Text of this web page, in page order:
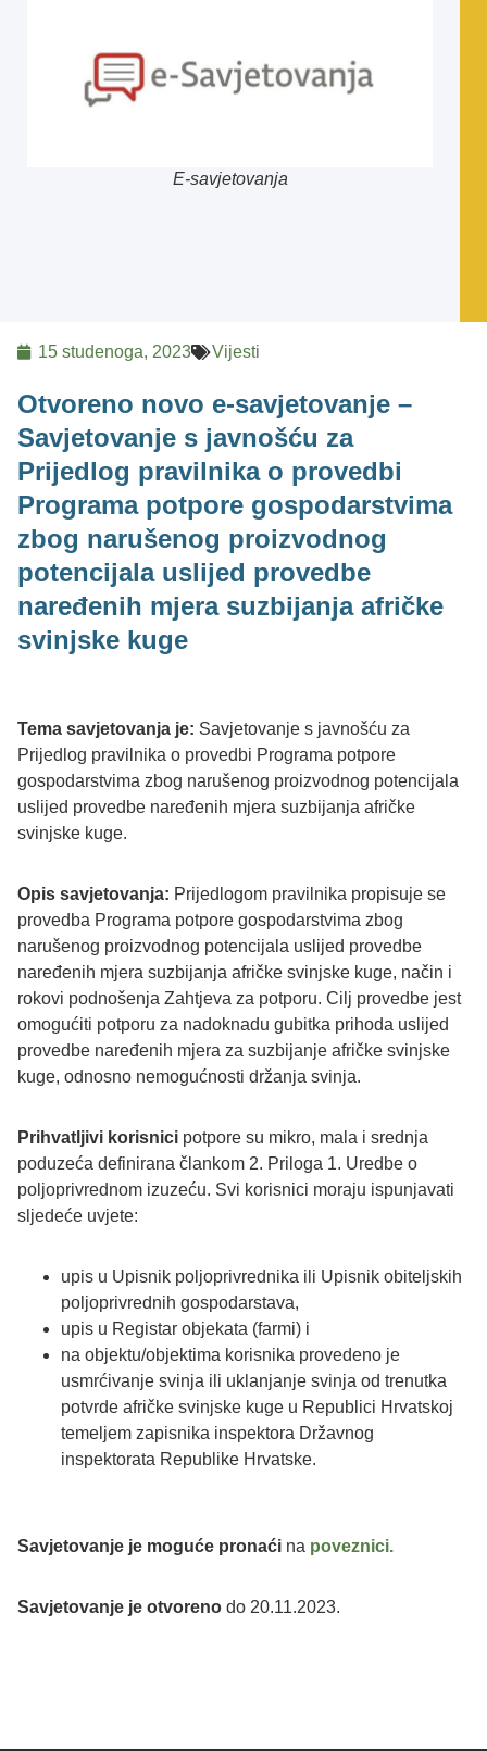
E-savjetovanja
15 studenoga, 2023 Vijesti
Otvoreno novo e-savjetovanje –
Savjetovanje s javnošću za
Prijedlog pravilnika o provedbi
Programa potpore gospodarstvima
zbog narušenog proizvodnog
potencijala uslijed provedbe
naređenih mjera suzbijanja afričke
svinjske kuge
Tema savjetovanja je: Savjetovanje s javnošću za
Prijedlog pravilnika o provedbi Programa potpore
gospodarstvima zbog narušenog proizvodnog potencijala
uslijed provedbe naređenih mjera suzbijanja afričke
svinjske kuge.
Opis savjetovanja: Prijedlogom pravilnika propisuje se
provedba Programa potpore gospodarstvima zbog
narušenog proizvodnog potencijala uslijed provedbe
naređenih mjera suzbijanja afričke svinjske kuge, način i
rokovi podnošenja Zahtjeva za potporu. Cilj provedbe jest
omogućiti potporu za nadoknadu gubitka prihoda uslijed
provedbe naređenih mjera za suzbijanje afričke svinjske
kuge, odnosno nemogućnosti držanja svinja.
Prihvatljivi korisnici potpore su mikro, mala i srednja
poduzeća definirana člankom 2. Priloga 1. Uredbe o
poljoprivrednom izuzeću. Svi korisnici moraju ispunjavati
sljedeće uvjete:
upis u Upisnik poljoprivrednika ili Upisnik obiteljskih
poljoprivrednih gospodarstava,
upis u Registar objekata (farmi) i
na objektu/objektima korisnika provedeno je
usmrćivanje svinja ili uklanjanje svinja od trenutka
potvrde afričke svinjske kuge u Republici Hrvatskoj
temeljem zapisnika inspektora Državnog
inspektorata Republike Hrvatske.
Savjetovanje je moguće pronaći na poveznici.
Savjetovanje je otvoreno do 20.11.2023.